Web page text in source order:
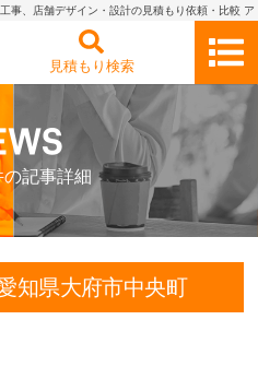
事、店舗デザイン・設計の見積もり依頼・比較 ア
見積もり検索
の記事詳細
知県大府市中央町